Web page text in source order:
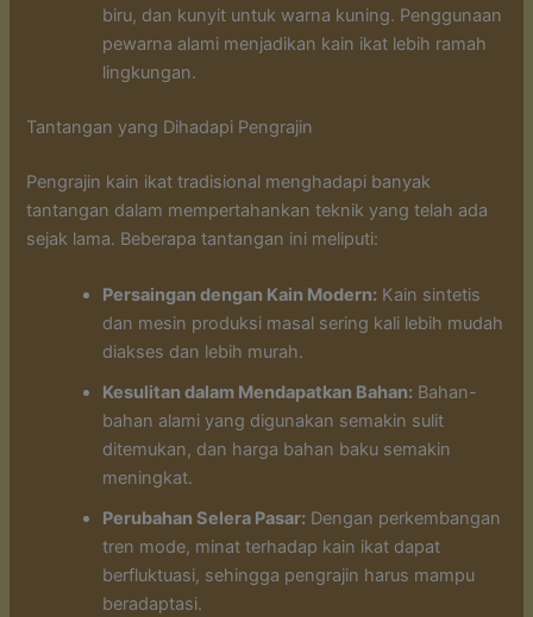
biru, dan kunyit untuk warna kuning. Penggunaan
pewarna alami menjadikan kain ikat lebih ramah
lingkungan.
Tantangan yang Dihadapi Pengrajin
Pengrajin kain ikat tradisional menghadapi banyak
tantangan dalam mempertahankan teknik yang telah ada
sejak lama. Beberapa tantangan ini meliputi:
Persaingan dengan Kain Modern: Kain sintetis
dan mesin produksi masal sering kali lebih mudah
diakses dan lebih murah.
Kesulitan dalam Mendapatkan Bahan: Bahan-
bahan alami yang digunakan semakin sulit
ditemukan, dan harga bahan baku semakin
meningkat.
Perubahan Selera Pasar: Dengan perkembangan
tren mode, minat terhadap kain ikat dapat
berfluktuasi, sehingga pengrajin harus mampu
beradaptasi.